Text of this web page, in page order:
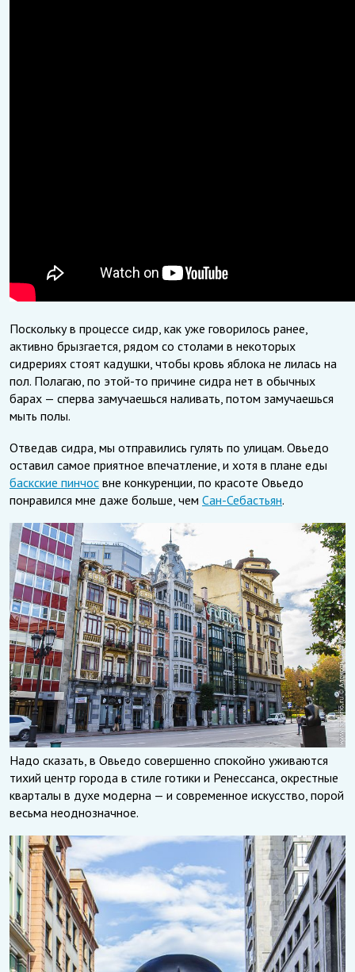
Поскольку в процессе сидр, как уже говорилось ранее,
активно брызгается, рядом со столами в некоторых
сидрериях стоят кадушки, чтобы кровь яблока не лилась на
пол. Полагаю, по этой-то причине сидра нет в обычных
барах — сперва замучаешься наливать, потом замучаешься
мыть полы.
Отведав сидра, мы отправились гулять по улицам. Овьедо
оставил самое приятное впечатление, и хотя в плане еды
баскские пинчос вне конкуренции, по красоте Овьедо
понравился мне даже больше, чем Сан-Себастьян.
Надо сказать, в Овьедо совершенно спокойно уживаются
тихий центр города в стиле готики и Ренессанса, окрестные
кварталы в духе модерна — и современное искусство, порой
весьма неоднозначное.